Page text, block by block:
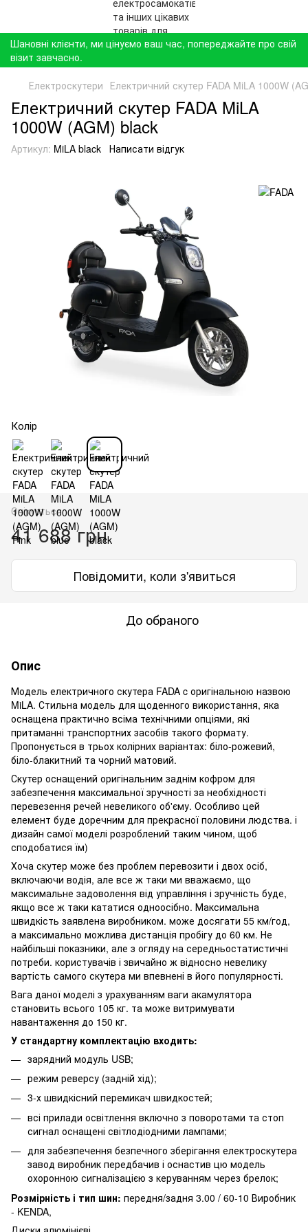
Шановні клієнти, ми цінуємо ваш час, попереджайте про свій
візит завчасно.
Електроскутери Електричний скутер FADA MiLA 1000W
Електричний скутер FADA MiLA
1000W (AGM) black
Артикул: MiLA black Написати відгук
Колір
Очікується
41 688 грн
Повідомити, коли з'явиться
До обраного
Опис
Модель електричного скутера FADA c оригінальною назвою
MiLA. Стильна модель для щоденного використання, яка
оснащена практично всіма технічними опціями, які
притаманні транспортних засобів такого формату.
Пропонується в трьох колірних варіантах: біло-рожевий,
біло-блакитний та чорний матовий.
Скутер оснащений оригінальним заднім кофром для
забезпечення максимальної зручності за необхідності
перевезення речей невеликого об'єму. Особливо цей
елемент буде доречним для прекрасної половини людства. і
дизайн самої моделі розроблений таким чином, щоб
сподобатися їм)
Хоча скутер може без проблем перевозити і двох осіб,
включаючи водія, але все ж таки ми вважаємо, що
максимальне задоволення від управління і зручність буде,
якщо все ж таки кататися одноосібно. Максимальна
швидкість заявлена виробником. може досягати 55 км/год,
а максимально можлива дистанція пробігу до 60 км. Не
найбільші показники, але з огляду на середньостатистичні
потреби. користувачів і звичайно ж відносно невелику
вартість самого скутера ми впевнені в його популярності.
Вага даної моделі з урахуванням ваги акамулятора
становить всього 105 кг. та може витримувати
навантаження до 150 кг.
У стандартну комплектацію входить:
зарядний модуль USB;
режим реверсу (задній хід);
3-х швидкісний перемикач швидкостей;
всі прилади освітлення включно з поворотами та стоп
сигнал оснащені світлодіодними лампами;
для забезпечення безпечного зберігання електроскутера
завод виробник передбачив і оснастив цю модель
охоронною сигналізацією з керуванням через брелок;
Розмірність і тип шин: передня/задня 3.00 / 60-10 Виробник
- KENDA,